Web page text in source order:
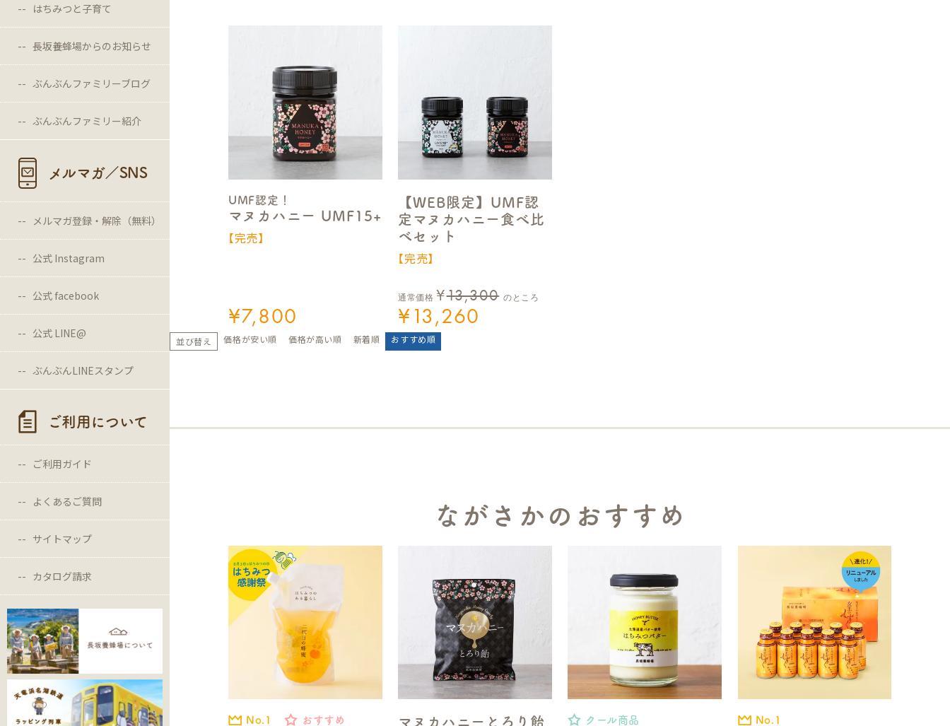
はちみつと子育て
長坂養蜂場からのお知らせ
ぶんぶんファミリーブログ
ぶんぶんファミリー紹介
メルマガ／SNS
メルマガ登録・解除（無料）
公式 Instagram
公式 facebook
公式 LINE@
ぶんぶんLINEスタンプ
ご利用について
ご利用ガイド
よくあるご質問
サイトマップ
カタログ請求
UMF認定！
マヌカハニー UMF15+
【完売】
¥7,800
【WEB限定】UMF認
定マヌカハニー食べ比
べセット
【完売】
通常価格 ¥13,300 のところ
¥13,260
並び替え 価格が安い順 価格が高い順 新着順 おすすめ順
ながさかのおすすめ
No.1 おすすめ マヌカハニーとろり飴 クール商品 No.1